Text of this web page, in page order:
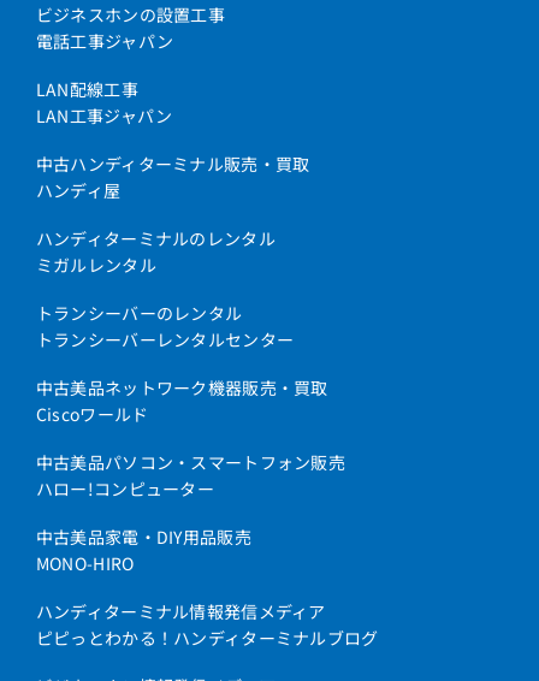
ビジネスホンの設置工事
電話工事ジャパン
LAN配線工事
LAN工事ジャパン
中古ハンディターミナル販売・買取
ハンディ屋
ハンディターミナルのレンタル
ミガルレンタル
トランシーバーのレンタル
トランシーバーレンタルセンター
中古美品ネットワーク機器販売・買取
Ciscoワールド
中古美品パソコン・スマートフォン販売
ハロー!コンピューター
中古美品家電・DIY用品販売
MONO-HIRO
ハンディターミナル情報発信メディア
ピピっとわかる！ハンディターミナルブログ